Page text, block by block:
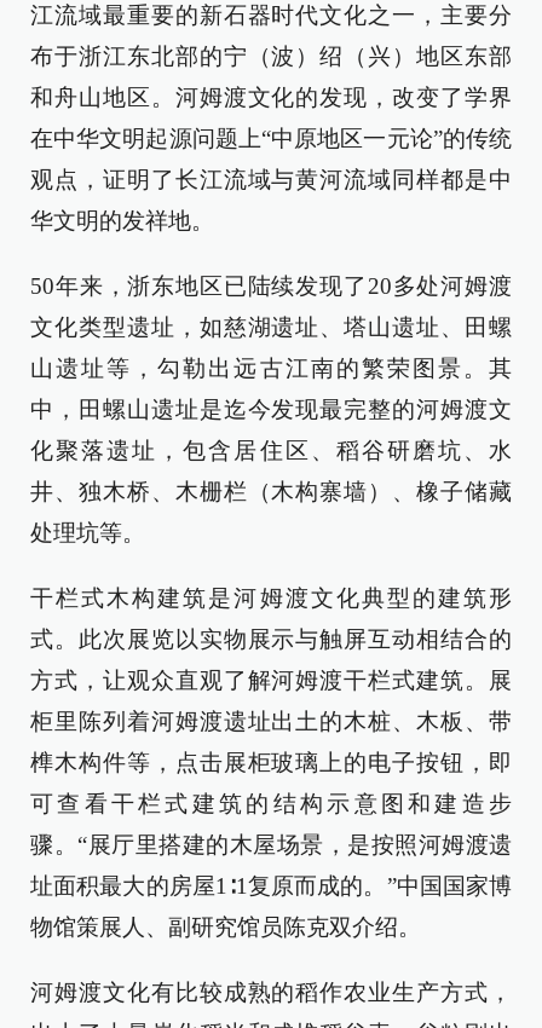
江流域最重要的新石器时代文化之一，主要分
布于浙江东北部的宁（波）绍（兴）地区东部
和舟山地区。河姆渡文化的发现，改变了学界
在中华文明起源问题上“中原地区一元论”的传统
观点，证明了长江流域与黄河流域同样都是中
华文明的发祥地。
50年来，浙东地区已陆续发现了20多处河姆渡
文化类型遗址，如慈湖遗址、塔山遗址、田螺
山遗址等，勾勒出远古江南的繁荣图景。其
中，田螺山遗址是迄今发现最完整的河姆渡文
化聚落遗址，包含居住区、稻谷研磨坑、水
井、独木桥、木栅栏（木构寨墙）、橡子储藏
处理坑等。
干栏式木构建筑是河姆渡文化典型的建筑形
式。此次展览以实物展示与触屏互动相结合的
方式，让观众直观了解河姆渡干栏式建筑。展
柜里陈列着河姆渡遗址出土的木桩、木板、带
榫木构件等，点击展柜玻璃上的电子按钮，即
可查看干栏式建筑的结构示意图和建造步
骤。“展厅里搭建的木屋场景，是按照河姆渡遗
址面积最大的房屋1∶1复原而成的。”中国国家博
物馆策展人、副研究馆员陈克双介绍。
河姆渡文化有比较成熟的稻作农业生产方式，